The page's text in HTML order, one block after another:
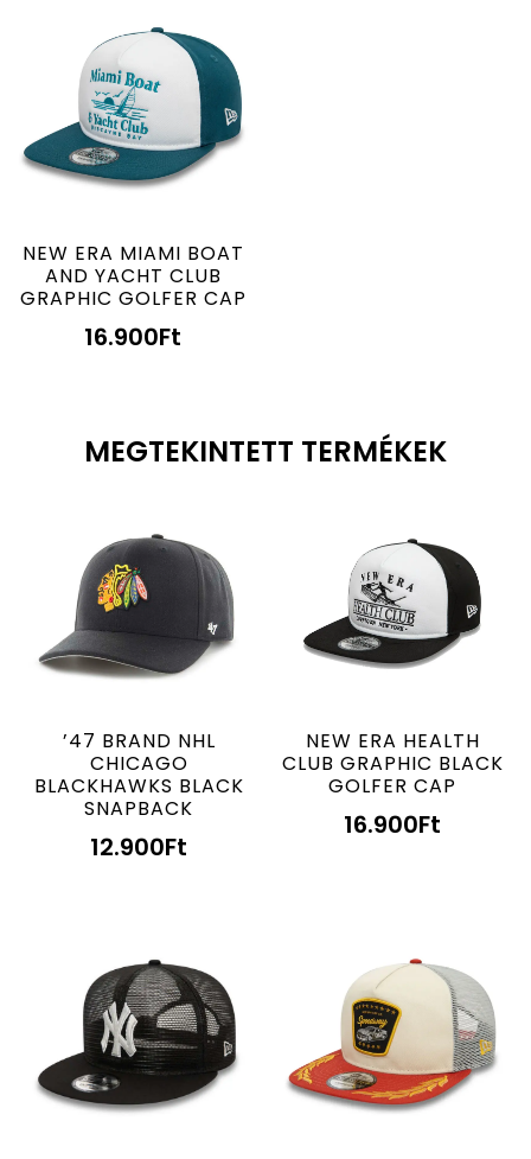
NEW ERA MIAMI BOAT
AND YACHT CLUB
GRAPHIC GOLFER CAP
16.900Ft
MEGTEKINTETT TERMÉKEK
’47 BRAND NHL
CHICAGO
BLACKHAWKS BLACK
SNAPBACK
12.900Ft
NEW ERA HEALTH
CLUB GRAPHIC BLACK
GOLFER CAP
16.900Ft